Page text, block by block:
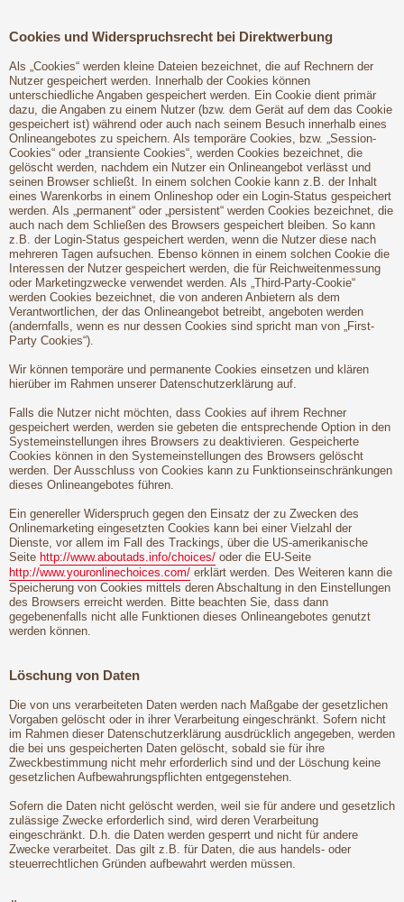
Cookies und Widerspruchsrecht bei Direktwerbung
Als „Cookies“ werden kleine Dateien bezeichnet, die auf Rechnern der
Nutzer gespeichert werden. Innerhalb der Cookies können
unterschiedliche Angaben gespeichert werden. Ein Cookie dient primär
dazu, die Angaben zu einem Nutzer (bzw. dem Gerät auf dem das Cookie
gespeichert ist) während oder auch nach seinem Besuch innerhalb eines
Onlineangebotes zu speichern. Als temporäre Cookies, bzw. „Session-
Cookies“ oder „transiente Cookies“, werden Cookies bezeichnet, die
gelöscht werden, nachdem ein Nutzer ein Onlineangebot verlässt und
seinen Browser schließt. In einem solchen Cookie kann z.B. der Inhalt
eines Warenkorbs in einem Onlineshop oder ein Login-Status gespeichert
werden. Als „permanent“ oder „persistent“ werden Cookies bezeichnet, die
auch nach dem Schließen des Browsers gespeichert bleiben. So kann
z.B. der Login-Status gespeichert werden, wenn die Nutzer diese nach
mehreren Tagen aufsuchen. Ebenso können in einem solchen Cookie die
Interessen der Nutzer gespeichert werden, die für Reichweitenmessung
oder Marketingzwecke verwendet werden. Als „Third-Party-Cookie“
werden Cookies bezeichnet, die von anderen Anbietern als dem
Verantwortlichen, der das Onlineangebot betreibt, angeboten werden
(andernfalls, wenn es nur dessen Cookies sind spricht man von „First-
Party Cookies“).
Wir können temporäre und permanente Cookies einsetzen und klären
hierüber im Rahmen unserer Datenschutzerklärung auf.
Falls die Nutzer nicht möchten, dass Cookies auf ihrem Rechner
gespeichert werden, werden sie gebeten die entsprechende Option in den
Systemeinstellungen ihres Browsers zu deaktivieren. Gespeicherte
Cookies können in den Systemeinstellungen des Browsers gelöscht
werden. Der Ausschluss von Cookies kann zu Funktionseinschränkungen
dieses Onlineangebotes führen.
Ein genereller Widerspruch gegen den Einsatz der zu Zwecken des
Onlinemarketing eingesetzten Cookies kann bei einer Vielzahl der
Dienste, vor allem im Fall des Trackings, über die US-amerikanische
Seite http://www.aboutads.info/choices/ oder die EU-Seite
http://www.youronlinechoices.com/ erklärt werden. Des Weiteren kann die
Speicherung von Cookies mittels deren Abschaltung in den Einstellungen
des Browsers erreicht werden. Bitte beachten Sie, dass dann
gegebenenfalls nicht alle Funktionen dieses Onlineangebotes genutzt
werden können.
Löschung von Daten
Die von uns verarbeiteten Daten werden nach Maßgabe der gesetzlichen
Vorgaben gelöscht oder in ihrer Verarbeitung eingeschränkt. Sofern nicht
im Rahmen dieser Datenschutzerklärung ausdrücklich angegeben, werden
die bei uns gespeicherten Daten gelöscht, sobald sie für ihre
Zweckbestimmung nicht mehr erforderlich sind und der Löschung keine
gesetzlichen Aufbewahrungspflichten entgegenstehen.
Sofern die Daten nicht gelöscht werden, weil sie für andere und gesetzlich
zulässige Zwecke erforderlich sind, wird deren Verarbeitung
eingeschränkt. D.h. die Daten werden gesperrt und nicht für andere
Zwecke verarbeitet. Das gilt z.B. für Daten, die aus handels- oder
steuerrechtlichen Gründen aufbewahrt werden müssen.